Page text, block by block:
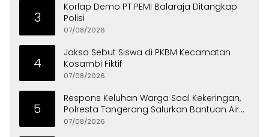
3
Korlap Demo PT PEMI Balaraja Ditangkap
Polisi
07/08/2026
4
Jaksa Sebut Siswa di PKBM Kecamatan
Kosambi Fiktif
07/08/2026
5
Respons Keluhan Warga Soal Kekeringan,
Polresta Tangerang Salurkan Bantuan Air
Bersih ke Panongan
07/08/2026